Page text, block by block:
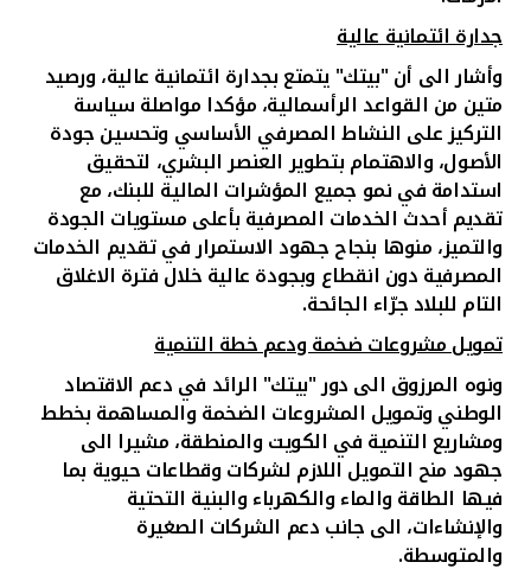
جدارة ائتمانية عالية
وأشار الى أن "بيتك" يتمتع بجدارة ائتمانية عالية، ورصيد
متين من القواعد الرأسمالية، مؤكدا مواصلة سياسة
التركيز على النشاط المصرفي الأساسي وتحسين جودة
الأصول، والاهتمام بتطوير العنصر البشري، لتحقيق
استدامة فينمو جميع المؤشرات المالية للبنك، مع
تقديم أحدث الخدمات المصرفية بأعلى مستويات الجودة
والتميز، منوها بنجاح جهود الاستمرار في تقديم الخدمات
المصرفية دون انقطاع وبجودة عالية خلال فترة الاغلاق
التام للبلاد جرّاء الجائحة.
تمويل مشروعات ضخمة ودعم خطة التنمية
ونوه المرزوق الى دور "بيتك" الرائد في دعم الاقتصاد
الوطني وتمويل المشروعات الضخمة والمساهمة بخطط
ومشاريع التنميةفي الكويت والمنطقة، مشيرا الى
جهود منح التمويل اللازم لشركات وقطاعات حيوية بما
فيها الطاقة والماء والكهرباء والبنية التحتية
والإنشاءات، الى جانب دعم الشركات الصغيرة
والمتوسطة.